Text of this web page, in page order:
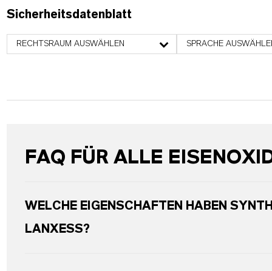
Sicherheitsdatenblatt
RECHTSRAUM AUSWÄHLEN SPRACHE
FAQ FÜR ALLE
WELCHE EIGENSCHAFTEN HABEN
LANXESS?